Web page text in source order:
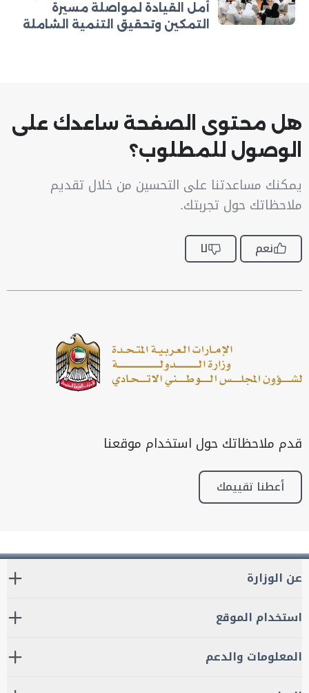
أمل القيادة لمواصلة مسيرة
التمكين وتحقيق التنمية الشاملة
هل محتوى الصفحة ساعدك على
الوصول للمطلوب؟
يمكنك مساعدتنا على التحسين من خلال تقديم
ملاحظاتك حول تجربتك.
نعم لا
قدم ملاحظاتك حول استخدام موقعنا
أعطنا تقييمك
عن الوزارة
استخدام الموقع
المعلومات والدعم